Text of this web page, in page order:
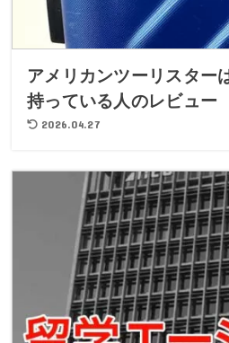
アメリカンツーリスター
持っている人のレビュー
2026.04.27